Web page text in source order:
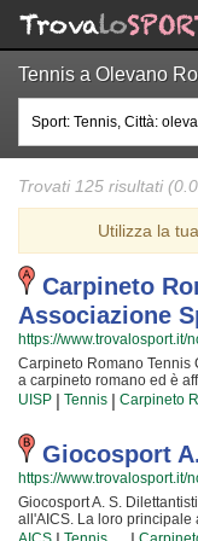
Tennis a Olevano
Trovati 125 risultati
Utilizza la
Carpineto
Associazione
https://www.trovalosport.it/
Carpineto Romano Tennis
a carpineto romano ed è
l'intento di promuovere il
bambini, ragazzi e adulti.
capacità motorie e fisiche
personali che si
Proprio per questo motivo
sono convinti di poter
Tennis Club Associazione
fondazione. La passione, i
migliorare e superare i
UISP | Tennis | Carpineto
Giocosport
https://www.trovalosport.it/
Giocosport A. S.
all'AICS. La loro principale
tornei sul territorio e corsi